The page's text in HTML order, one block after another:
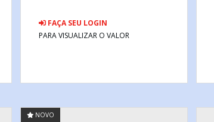
FAÇA SEU LOGIN
PARA VISUALIZAR O VALOR
NOVO